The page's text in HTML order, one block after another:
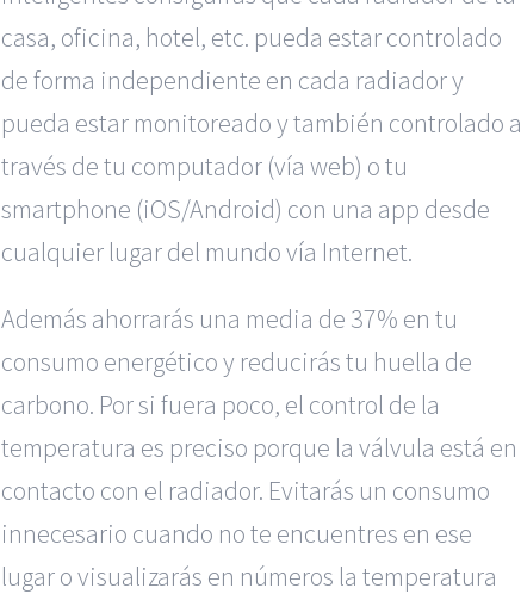
casa, oficina, hotel, etc. pueda estar controlado
de forma independiente en cada radiador y
pueda estar monitoreado y también controlado a
través de tu computador (vía web) o tu
smartphone (iOS/Android) con una app desde
cualquier lugar del mundo vía Internet.
Además ahorrarás una media de 37% en tu
consumo energético y reducirás tu huella de
carbono. Por si fuera poco, el control de la
temperatura es preciso porque la válvula está en
contacto con el radiador. Evitarás un consumo
innecesario cuando no te encuentres en ese
lugar o visualizarás en números la temperatura